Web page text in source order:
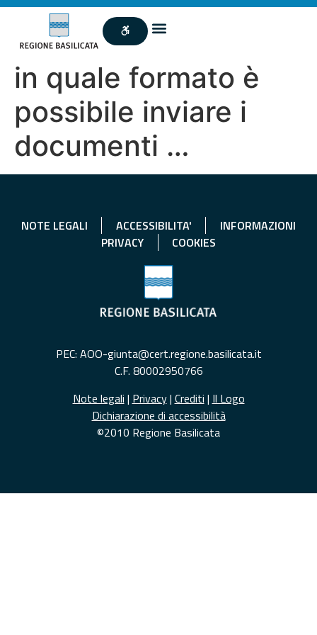
in quale formato è
possibile inviare i
documenti …
NOTE LEGALI ACCESSIBILITA'
INFORMAZIONI
PRIVACY
COOKIES
PEC: AOO-giunta@cert.regione.basilicata.it
C.F. 80002950766
Note legali | Privacy| Crediti | Il Logo
Dichiarazione di accessibilità
©2010 Regione Basilicata